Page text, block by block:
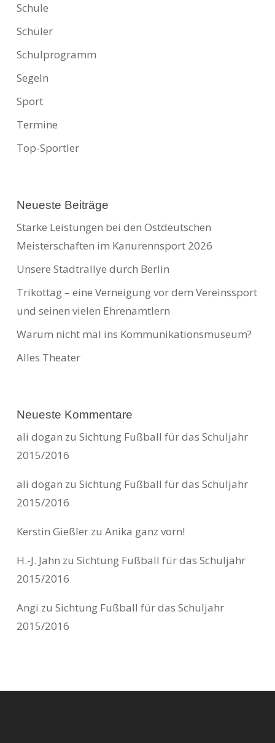
Schule
Schüler
Schulprogramm
Segeln
Sport
Termine
Top-Sportler
Neueste Beiträge
Starke Leistungen bei den Ostdeutschen
Meisterschaften im Kanurennsport 2026
Unsere Stadtrallye durch Berlin
Trikottag – eine Verneigung vor dem Vereinssport
und seinen vielen Ehrenamtlern
Warum nicht mal ins Kommunikationsmuseum?
Alles Theater
Neueste Kommentare
ali dogan zu Sichtung Fußball für das Schuljahr
2015/2016
ali dogan zu Sichtung Fußball für das Schuljahr
2015/2016
Kerstin Gießlerzu Anika ganz vorn!
H.-J. Jahn zu Sichtung Fußball für das Schuljahr
2015/2016
Angi zu Sichtung Fußball für das Schuljahr
2015/2016